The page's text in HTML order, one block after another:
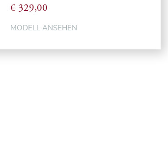
€ 329,00
MODELL ANSEHEN